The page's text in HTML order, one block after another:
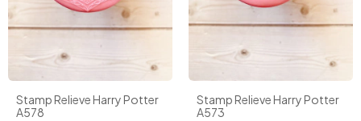
Stamp Relieve Harry Potter
A578
Stamp Relieve Harry Potter
A573